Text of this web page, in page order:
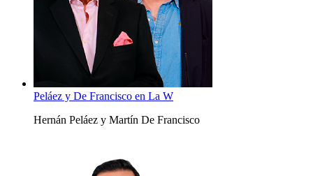
Peláez y De Francisco en La W
Hernán Peláez y Martín De Francisco